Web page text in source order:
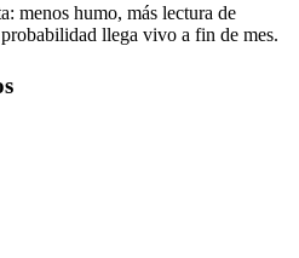
menos humo, más lectura de
llega vivo a fin de mes.